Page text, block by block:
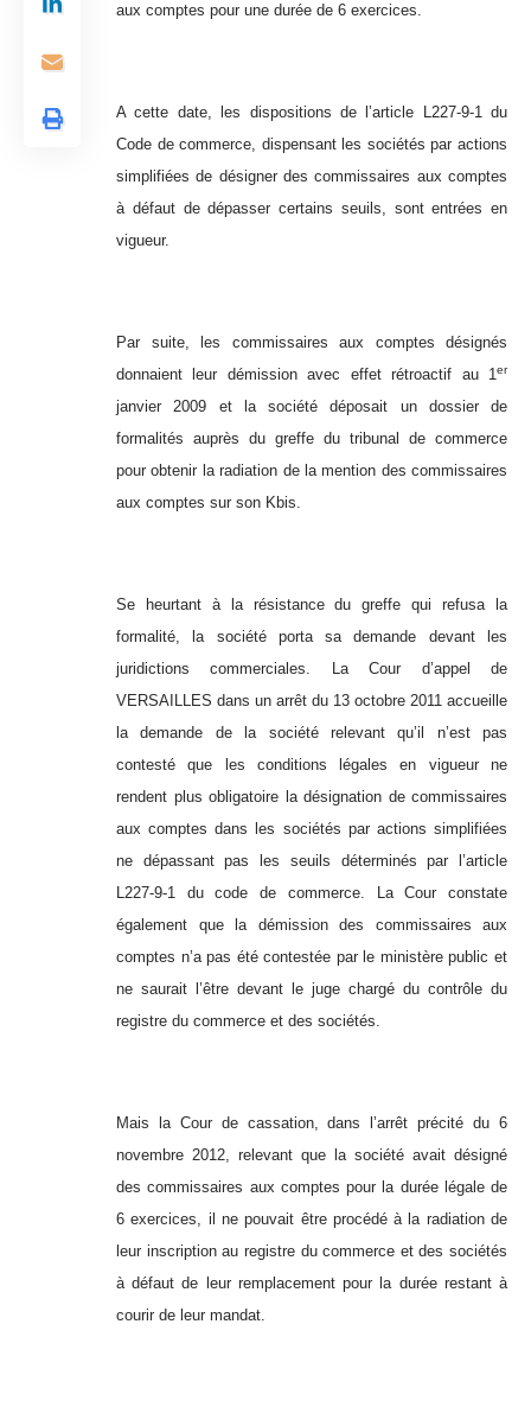
aux comptes pour une durée de 6 exercices.
A cette date, les dispositions de l’article L227-9-1 du
Code de commerce, dispensant les sociétés par actions
simplifiées de désigner des commissaires aux comptes
à défaut de dépasser certains seuils, sont entrées en
vigueur.
Par suite, les commissaires aux comptes désignés
donnaient leur démission avec effet rétroactif au 1er
janvier 2009 et la société déposait un dossier de
formalités auprès du greffe du tribunal de commerce
pour obtenir la radiation de la mention des commissaires
aux comptes sur son Kbis.
Se heurtant à la résistance du greffe qui refusa la
formalité, la société porta sa demande devant les
juridictions commerciales. La Cour d’appel de
VERSAILLES dans un arrêt du 13 octobre 2011 accueille
la demande de la société relevant qu’il n’est pas
contesté que les conditions légales en vigueur ne
rendent plus obligatoire la désignation de commissaires
aux comptes dans les sociétés par actions simplifiées
ne dépassant pas les seuils déterminés par l’article
L227-9-1 du code de commerce. La Cour constate
également que la démission des commissaires aux
comptes n’a pas été contestée par le ministère public et
ne saurait l’être devant le juge chargé du contrôle du
registre du commerce et des sociétés.
Mais la Cour de cassation, dans l’arrêt précité du 6
novembre 2012, relevant que la société avait désigné
des commissaires aux comptes pour la durée légale de
6 exercices, il ne pouvait être procédé à la radiation de
leur inscription au registre du commerce et des sociétés
à défaut de leur remplacement pour la durée restant à
courir de leur mandat.